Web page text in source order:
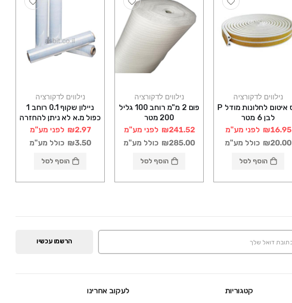
נילווים לדקורציה
פס איטום לחלונות מודל P
לבן 6 מטר
₪16.95 לפני מע"מ
₪20.00 כולל מע"מ
הוסף לסל
נילווים לדקורציה
פום 2 מ"מ רוחב 100 גליל
200 מטר
₪241.52 לפני מע"מ
₪285.00 כולל מע"מ
הוסף לסל
נילווים לדקורציה
ניילון שקוף 0.1 רוחב 1
כפול מ.א לא ניתן להחזרה
₪2.97 לפני מע"מ
₪3.50 כולל מע"מ
הוסף לסל
הרשמו עכשיו
קטגוריות לעקוב אחרינו